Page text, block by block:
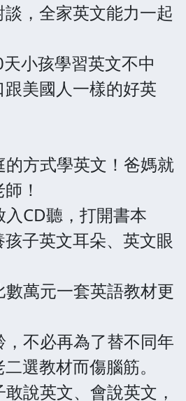
，全家英文能力一起
小孩學習英文不中
美國人一樣的好英
方式學英文！爸媽就
！
CD聽，打開書本
子英文耳朵、英文眼
萬元一套英語教材更
不必再為了替不同年
選教材而傷腦筋。
說英文、會說英文，